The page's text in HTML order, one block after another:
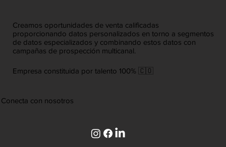
Creamos oportunidades de venta calificadas
proporcionando datos personalizados en torno a segmentos
de datos especializados y combinando estos datos con
campañas de prospección multicanal.
Empresa constituida por talento 100% 🇨🇴
Conecta con nosotros